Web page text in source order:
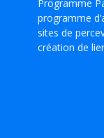
Programme
programme
sites de
création de